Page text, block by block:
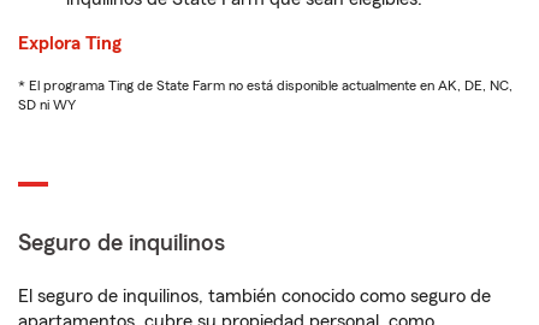
Explora Ting
* El programa Ting de State Farm no está disponible actualmente en AK, DE, NC,
SD ni WY
Seguro de inquilinos
El seguro de inquilinos, también conocido como seguro de